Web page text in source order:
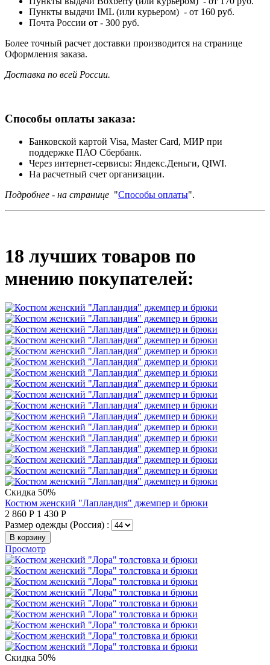
Пункты выдачи IML (или курьером) - от 160 руб.
Почта России от - 300 руб.
Более точный расчет доставки производится на странице
Оформления заказа.
Доставка по всей России.
Способы оплаты заказа:
Банковской картой Visa, Master Card, МИР при
поддержке ПАО Сбербанк.
Через интернет-сервисы: Яндекс.Деньги, QIWI.
На расчетный счет организации.
Подробнее - на странице "Способы оплаты".
18 лучших товаров по
мнению покупателей:
Скидка 50%
Костюм женский "Лапландия" джемпер и брюки
2 860 Р 1 430 Р
Размер одежды (Россия) :
В корзину
Просмотр
Скидка 50%